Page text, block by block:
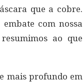
que a cobre.
com nossa
ao que
mais profundo em